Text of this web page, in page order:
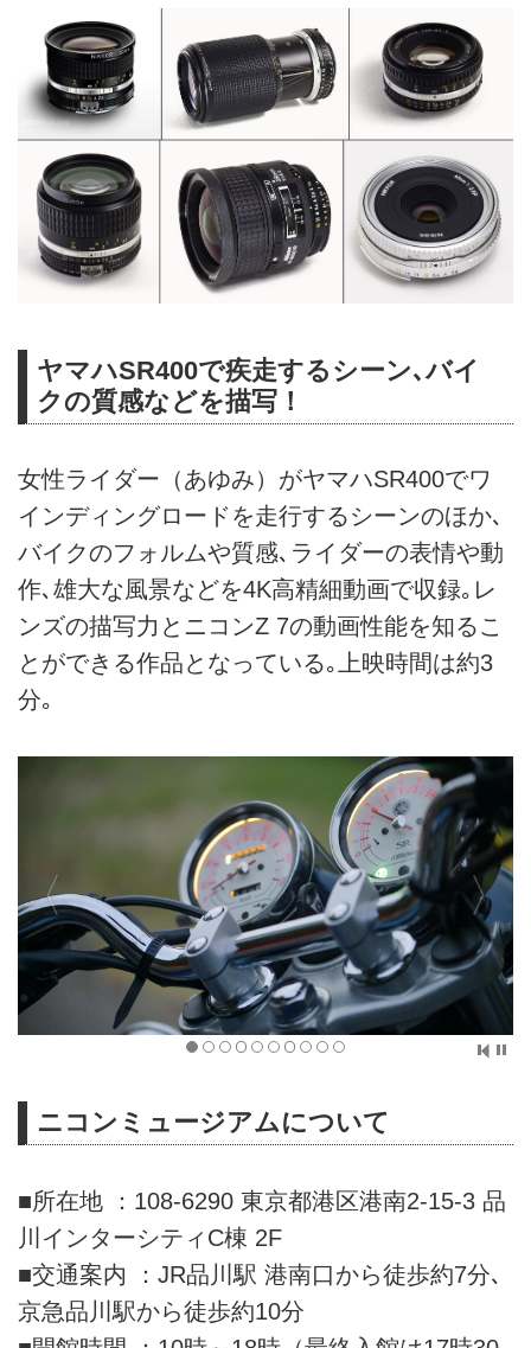
ヤマハSR400で疾走するシーン､バイ
クの質感などを描写！
女性ライダー（あゆみ）がヤマハSR400でワ
インディングロードを走行するシーンのほか､
バイクのフォルムや質感､ライダーの表情や動
作､雄大な風景などを4K高精細動画で収録｡レ
ンズの描写力とニコンZ 7の動画性能を知るこ
とができる作品となっている｡上映時間は約3
分｡
ニコンミュージアムについて
■所在地 ：108-6290 東京都港区港南2-15-3 品
川インターシティC棟 2F
■交通案内 ：JR品川駅 港南口から徒歩約7分､
京急品川駅から徒歩約10分